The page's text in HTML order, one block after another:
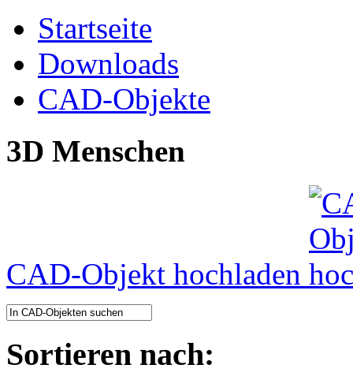
Startseite
Downloads
CAD-Objekte
3D Menschen
CAD-Objekt hochladen
Sortieren nach: